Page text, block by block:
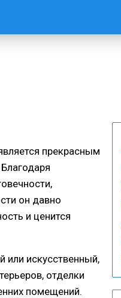
прекрасным
он давно
и ценится
или искусственный,
отделки
помещений.